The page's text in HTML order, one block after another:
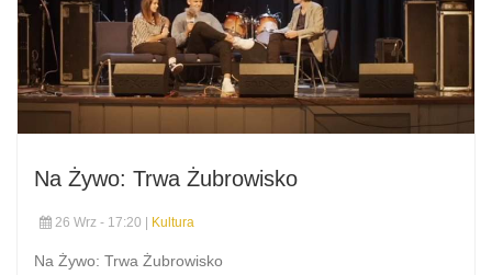
Na Żywo: Trwa Żubrowisko
26 Wrz - 17:20 | Kultura
Na Żywo: Trwa Żubrowisko